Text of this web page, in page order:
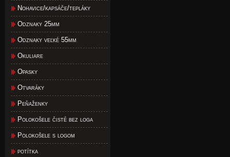
Nohavice/kapsáče/tepláky
Odznaky 25mm
Odznaky veľké 55mm
Okuliare
Opasky
Otvaráky
Peňaženky
Polokošele čisté bez loga
Polokošele s logom
potítka